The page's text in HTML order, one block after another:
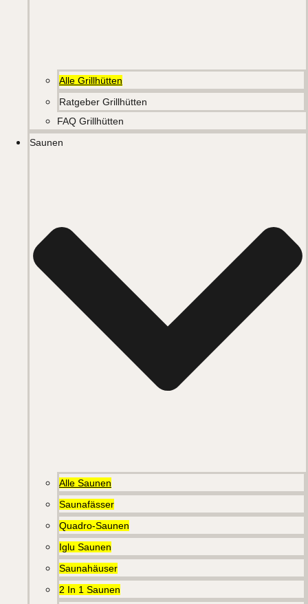
Alle Grillhütten
Ratgeber Grillhütten
FAQ Grillhütten
Saunen
Alle Saunen
Saunafässer
Quadro-Saunen
Iglu Saunen
Saunahäuser
2 In 1 Saunen